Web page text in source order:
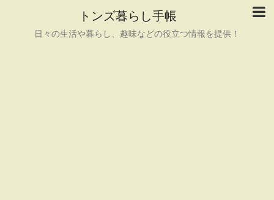
トンズ暮らし手帳
日々の生活や暮らし、趣味などの役立つ情報を提供！